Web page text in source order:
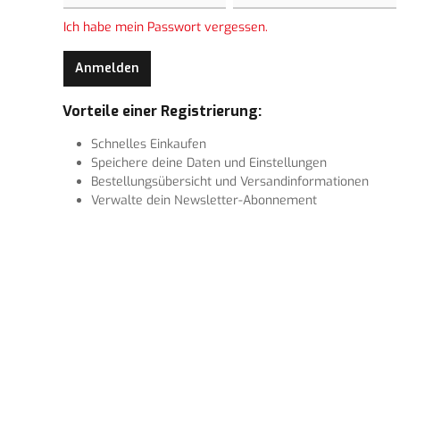
Ich habe mein Passwort vergessen.
Anmelden
Vorteile einer Registrierung:
Schnelles Einkaufen
Speichere deine Daten und Einstellungen
Bestellungsübersicht und Versandinformationen
Verwalte dein Newsletter-Abonnement